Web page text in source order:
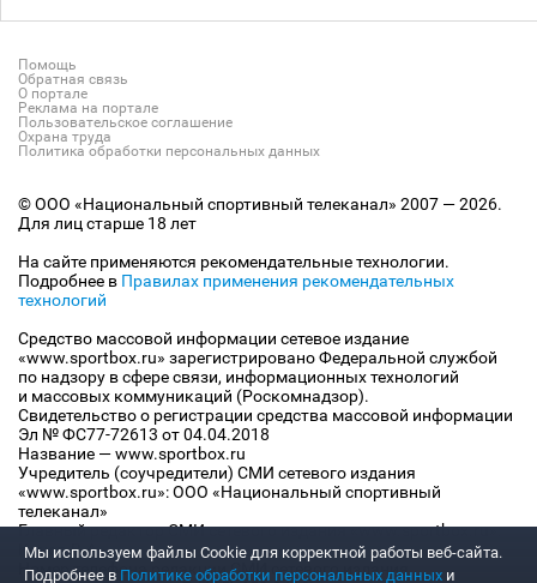
Помощь
Обратная связь
О портале
Реклама на портале
Пользовательское соглашение
Охрана труда
Политика обработки персональных данных
© ООО «Национальный спортивный телеканал» 2007 — 2026.
Для лиц старше 18 лет
На сайте применяются рекомендательные технологии.
Подробнее в Правилах применения рекомендательных
технологий
Средство массовой информации сетевое издание
«www.sportbox.ru» зарегистрировано Федеральной службой
по надзору в сфере связи, информационных технологий
и массовых коммуникаций (Роскомнадзор).
Свидетельство о регистрации средства массовой информации
Эл № ФС77-72613 от 04.04.2018
Название — www.sportbox.ru
Учредитель (соучредители) СМИ сетевого издания
«www.sportbox.ru»: ООО «Национальный спортивный
телеканал»
Главный редактор СМИ сетевого издания «www.sportbox.ru»:
Конов В.А.
Номер телефона редакции СМИ сетевого издания
Мы используем файлы Сookie для корректной работы веб-сайта.
Подробнее в Политике обработки персональных данных и